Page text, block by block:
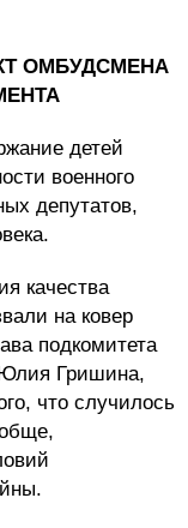
ОМБУДСМЕНА
детей
военного
депутатов,
качества
на ковер
подкомитета
Гришина,
что случилось